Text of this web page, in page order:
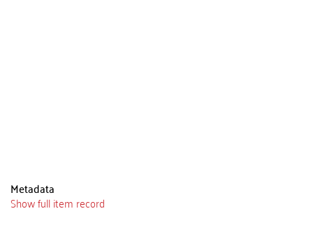
Metadata
Show full item record